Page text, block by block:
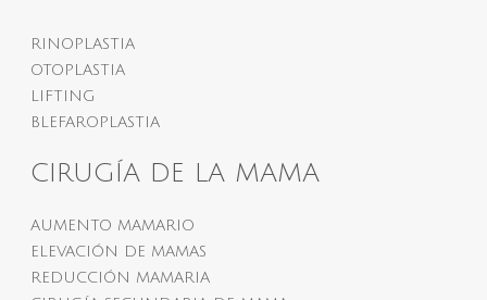
RINOPLASTIA
OTOPLASTIA
LIFTING
BLEFAROPLASTIA
CIRUGÍA DE LA MAMA
AUMENTO MAMARIO
ELEVACIÓN DE MAMAS
REDUCCIÓN MAMARIA